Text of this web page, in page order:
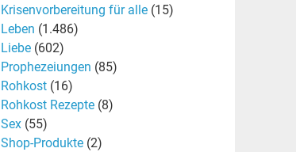
Krisenvorbereitung für alle(15)
Leben (1.486)
Liebe(602)
Prophezeiungen (85)
Rohkost(16)
Rohkost Rezepte(8)
Sex(55)
Shop-Produkte(2)